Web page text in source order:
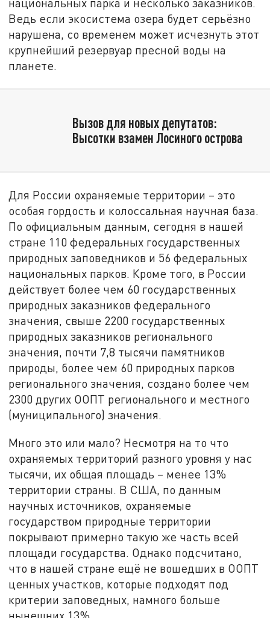
национальных парка и несколько заказников.
Ведь если экосистема озера будет серьёзно
нарушена, со временем может исчезнуть этот
крупнейший резервуар пресной воды на
планете.
Вызов для новых депутатов:
Высотки взамен Лосиного острова
Для России охраняемые территории – это
особая гордость и колоссальная научная база.
По официальным данным, сегодня в нашей
стране 110 федеральных государственных
природных заповедников и 56 федеральных
национальных парков. Кроме того, в России
действует более чем 60 государственных
природных заказников федерального
значения, свыше 2200 государственных
природных заказников регионального
значения, почти 7,8 тысячи памятников
природы, более чем 60 природных парков
регионального значения, создано более чем
2300 других ООПТ регионального и местного
(муниципального) значения.
Много это или мало? Несмотря на то что
охраняемых территорий разного уровня у нас
тысячи, их общая площадь – менее 13%
территории страны. В США, по данным
научных источников, охраняемые
государством природные территории
покрывают примерно такую же часть всей
площади государства. Однако подсчитано,
что в нашей стране ещё не вошедших в ООПТ
ценных участков, которые подходят под
критерии заповедных, намного больше
нынешних 13%.